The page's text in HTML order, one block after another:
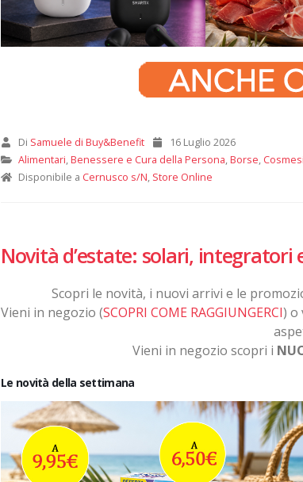
Di Samuele di Buy&Benefit
16 Luglio 2026
Alimentari,Benessere e Cura della Persona,Borse,
Disponibile a Cernusco s/N, Store Online
Novità d’estate: solari,
Scopri le novità, i nuovi arrivi e le
Vieni in negozio (SCOPRI COME RAGGIUNGERCI) o
Vieni in negozio scopri i
Le novità della settimana